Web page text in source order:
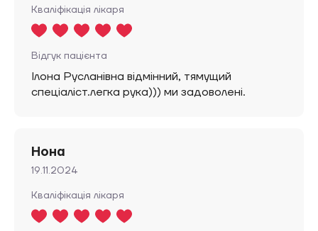
Кваліфікація лікаря
Відгук пацієнта
Ілона Русланівна відмінний, тямущий
спеціаліст.легка рука))) ми задоволені.
Нона
19.11.2024
Кваліфікація лікаря